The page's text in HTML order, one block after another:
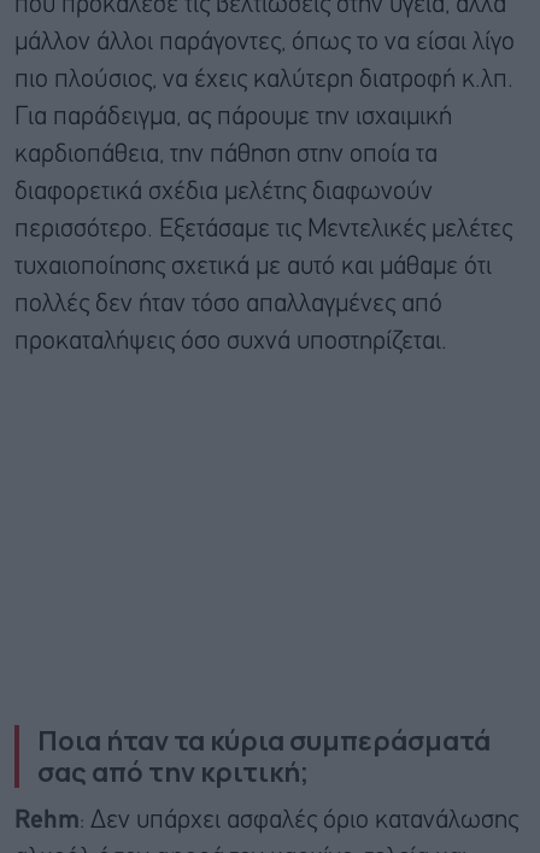
που προκάλεσε τις βελτιώσεις στην υγεία, αλλά
μάλλον άλλοι παράγοντες, όπως το να είσαι λίγο
πιο πλούσιος, να έχεις καλύτερη διατροφή κ.λπ.
Για παράδειγμα, ας πάρουμε την ισχαιμική
καρδιοπάθεια, την πάθηση στην οποία τα
διαφορετικά σχέδια μελέτης διαφωνούν
περισσότερο. Εξετάσαμε τις Μεντελικές μελέτες
τυχαιοποίησης σχετικά με αυτό και μάθαμε ότι
πολλές δεν ήταν τόσο απαλλαγμένες από
προκαταλήψεις όσο συχνά υποστηρίζεται.
Ποια ήταν τα κύρια συμπεράσματά
σας από την κριτική;
Rehm: Δεν υπάρχει ασφαλές όριο κατανάλωσης